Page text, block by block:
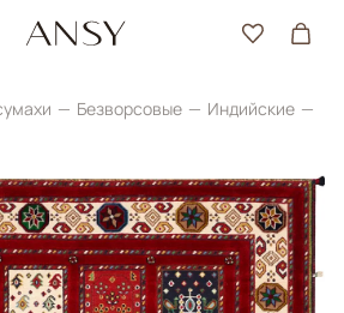
Безворсовые
Индийские